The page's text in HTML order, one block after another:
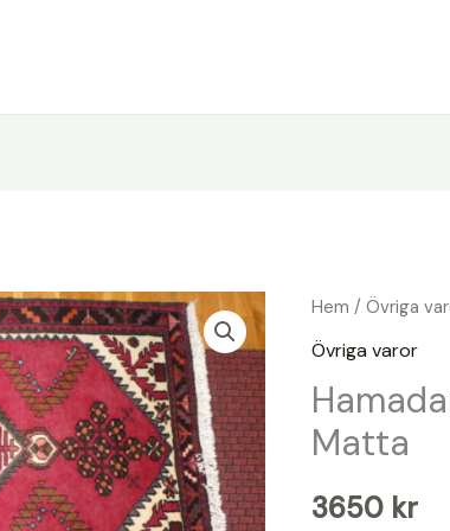
Hem /Övriga
Övriga varor
Matta
3650 kr